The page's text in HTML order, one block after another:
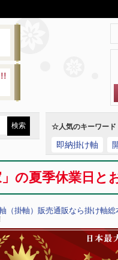
☆人気のキーワード
即納掛け軸
」の夏季休業日
（掛軸）販売通販なら掛け軸総